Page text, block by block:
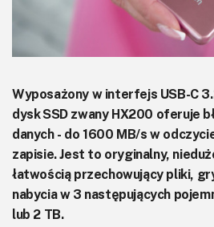
Archiwum
Do pobrania
Wyposażony w interfejs USB-C
dysk SSD zwany HX200 oferuje
danych - do 1600 MB/s w
zapisie. Jest to oryginalny,
łatwością przechowujący pliki,
nabycia w 3 następujących
lub 2 TB.